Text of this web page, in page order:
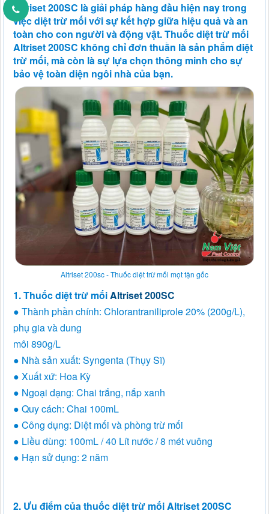
Altriset 200SC là giải pháp hàng đầu hiện nay trong
việc diệt trừ mối với sự kết hợp giữa hiệu quả và an
toàn cho con người và động vật. Thuốc diệt trừ mối
Altriset 200SC không chỉ đơn thuần là sản phẩm diệt
trừ mối, mà còn là sự lựa chọn thông minh cho sự
bảo vệ toàn diện ngôi nhà của bạn.
Altriset 200sc - Thuốc diệt trừ mối mọt tận gốc
1. Thuốc diệt trừ mốiAltriset 200SC
● Thành phần chính: Chlorantraniliprole 20% (200g/L),
phụ gia và dung
môi 890g/L
● Nhà sản xuất: Syngenta (Thụy Sĩ)
● Xuất xứ: Hoa Kỳ
● Ngoại dạng: Chai trắng, nắp xanh
● Quy cách: Chai 100mL
● Công dụng: Diệt mối và phòng trừ mối
● Liều dùng: 100mL / 40 Lít nước / 8 mét vuông
● Hạn sử dụng: 2 năm
2. Ưu điểm của thuốc diệt trừ mối Altriset 200SC